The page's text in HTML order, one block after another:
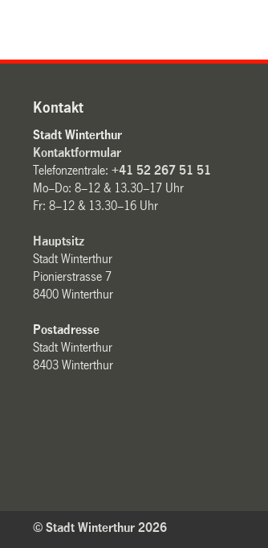
Kontakt
Stadt Winterthur
Kontaktformular
Telefonzentrale:+41 52 267 51 51
Mo–Do: 8–12 & 13.30–17 Uhr
Fr: 8–12 & 13.30–16 Uhr
Hauptsitz
Stadt Winterthur
Pionierstrasse 7
8400 Winterthur
Postadresse
Stadt Winterthur
8403 Winterthur
© Stadt Winterthur 2026